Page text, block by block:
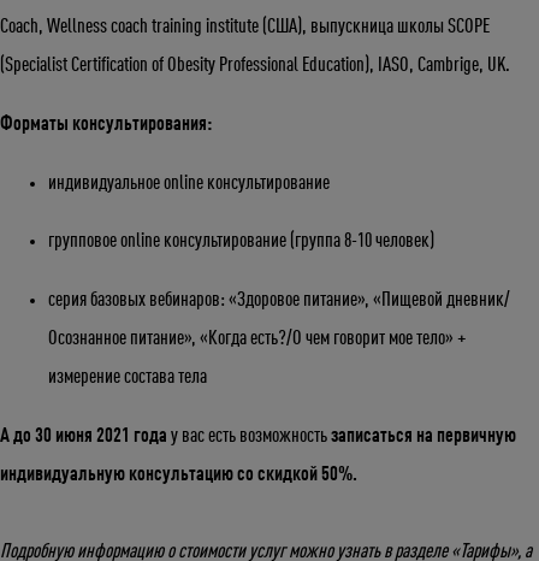
Coach, Wellness coach training institute (США), выпускница школы SCOPE
(Specialist Certification of Obesity Professional Education), IASO, Cambrige, UK.
Форматы консультирования:
индивидуальное online консультирование
групповое online консультирование (группа 8-10 человек)
cерия базовых вебинаров: «Здоровое питание», «Пищевой дневник/
Осознанное питание», «Когда есть?/О чем говорит мое тело» +
измерение состава тела
А до 30 июня 2021 года у вас есть возможностьзаписаться на первичную
индивидуальную консультацию со скидкой 50%.
Подробную информацию о стоимости услуг можно узнать в разделе «Тарифы», а